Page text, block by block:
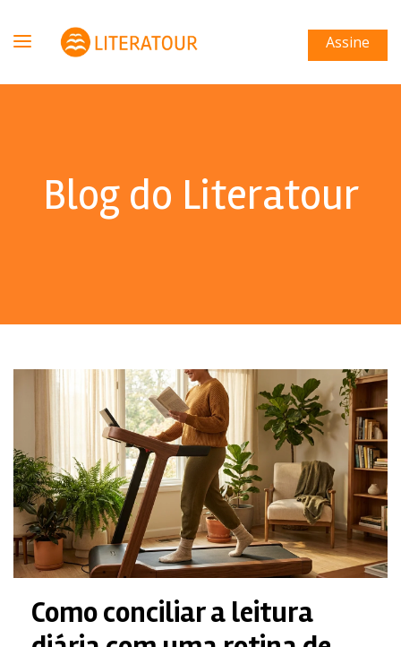
Assine
Blog do Literatour
Como conciliar a leitura